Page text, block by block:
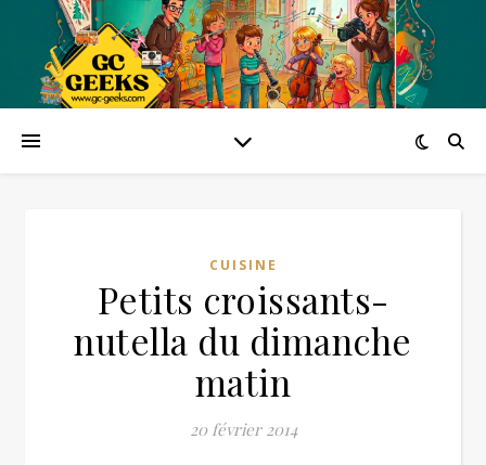
CUISINE
Petits croissants-
nutella du dimanche
matin
20 février 2014